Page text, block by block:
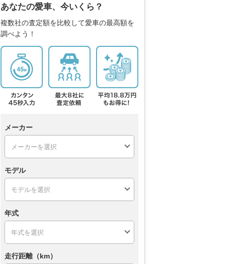
あなたの愛車、今いくら？
複数社の査定額を比較して愛車の最高額を
調べよう！
メーカー
モデル
年式
走行距離（km）